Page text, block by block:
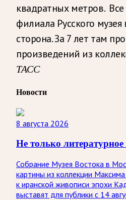
квадратных метров.
филиала Русского музея
сторона. За 7 лет там
произведений из
ТАСС
Новости
8 августа 2026
Не только литературное
Собрание Музея Востока в
картины из коллекции Максима
к иранской живописи эпохи
выставят для публики с 14